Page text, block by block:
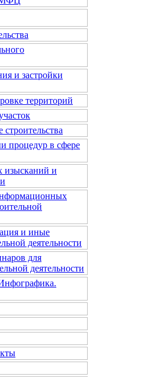
и застройки
территорий
процедур в сфере
изысканий и
и иные
деятельности
для
деятельности